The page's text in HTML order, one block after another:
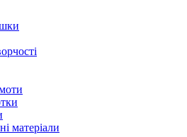
матеріали